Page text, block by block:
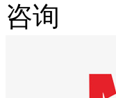
咨询